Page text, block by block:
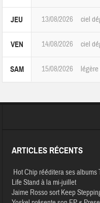
JEU 13/08/2026 ciel
VEN 14/08/2026 ciel
SAM 15/08/2026
ARTICLES RÉCENTS
Hot Chip rééditera ses
Life Stand à la mi-juillet
Jaime Rosso sort Keep